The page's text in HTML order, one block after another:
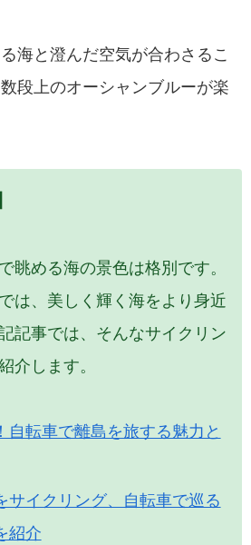
海と澄んだ空気が合わさるこ
段上のオーシャンブルーが楽
眺める海の景色は格別です。
は、美しく輝く海をより身近
記事では、そんなサイクリン
介します。
自転車で離島を旅する魅力と
サイクリング、自転車で巡る
紹介